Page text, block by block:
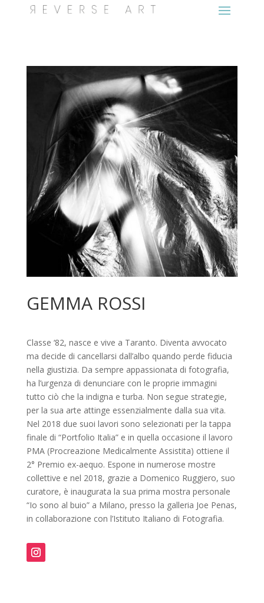
GEMMA ROSSI
Classe ‘82, nasce e vive a Taranto. Diventa avvocato
ma decide di cancellarsi dall’albo quando perde fiducia
nella giustizia. Da sempre appassionata di fotografia,
ha l’urgenza di denunciare con le proprie immagini
tutto ciò che la indigna e turba. Non segue strategie,
per la sua arte attinge essenzialmente dalla sua vita.
Nel 2018 due suoi lavori sono selezionati per la tappa
finale di “Portfolio Italia” e in quella occasione il lavoro
PMA (Procreazione Medicalmente Assistita) ottiene il
2° Premio ex-aequo. Espone in numerose mostre
collettive e nel 2018, grazie a Domenico Ruggiero, suo
curatore, è inaugurata la sua prima mostra personale
“Io sono al buio” a Milano, presso la galleria Joe Penas,
in collaborazione con l’Istituto Italiano di Fotografia.